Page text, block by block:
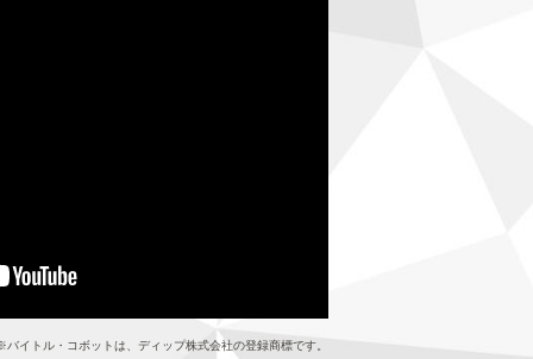
バイトル・コボットは、ディップ株式会社の登録商標です。